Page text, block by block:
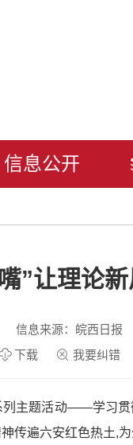
信息公开
”让理论
信息来源：皖西日报
下载 我要纠错
列主题活动——学习
遍六安红色热土,为